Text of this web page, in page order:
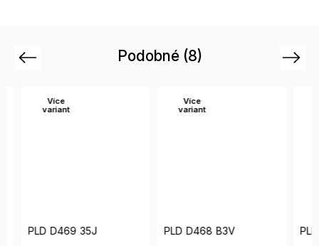
Podobné (8)
Previous
Více
variant
PLD D469 35J
Více
variant
PLD D468 B3V PLD
Next